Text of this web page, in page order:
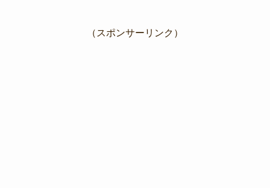
（スポンサーリンク）